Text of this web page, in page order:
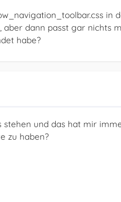
in
dann passt gar nichts
habe?
stehen und das hat mir
zu haben?